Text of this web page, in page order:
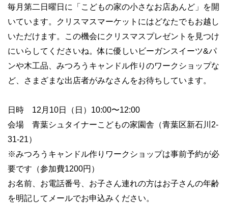
毎月第二日曜日に「こどもの家の小さなお店あんど」を開
いています。クリスマスマーケットにはどなたでもお越し
いただけます。この機会にクリスマスプレゼントを見つけ
にいらしてくださいね。体に優しいビーガンスイーツ&パ
ンや木工品、みつろうキャンドル作りのワークショップな
ど、さまざまな出店者がみなさんをお待ちしています。
日時 12月10日（日）10:00〜12:00
会場 青葉シュタイナーこどもの家園舎（青葉区新石川2-
31-21）
※みつろうキャンドル作りワークショップは事前予約が必
要です（参加費1200円）
お名前、お電話番号、お子さん連れの方はお子さんの年齢
を明記してメールでお申込みください。